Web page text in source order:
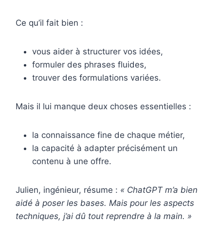
Ce qu’il fait bien :
vous aider à structurer vos idées,
formuler des phrases fluides,
trouver des formulations variées.
Mais il lui manque deux choses essentielles :
la connaissance fine de chaque métier,
la capacité à adapter précisément un
contenu à une offre.
Julien, ingénieur, résume : « ChatGPT m’a bien
aidé à poser les bases. Mais pour les aspects
techniques, j’ai dû tout reprendre à la main. »